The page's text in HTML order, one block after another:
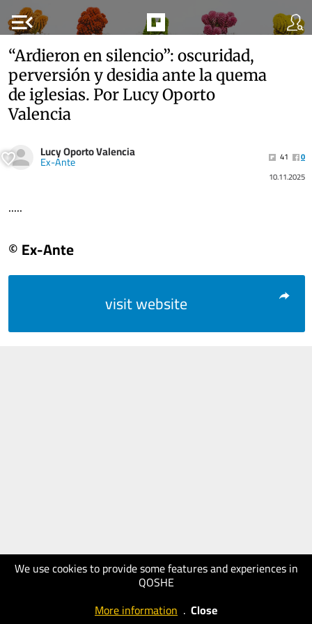
menu_open
We use cookies to provide some features and experiences in
QOSHE
More information . Close
“Ardieron en silencio”: oscuridad,
perversión y desidia ante la quema
de iglesias. Por Lucy Oporto
Valencia
Lucy Oporto Valencia
Ex-Ante 41
0
10.11.2025
.....
© Ex-Ante
visit website